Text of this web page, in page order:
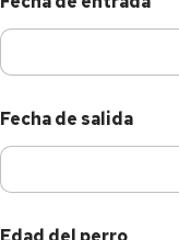
Fecha de salida